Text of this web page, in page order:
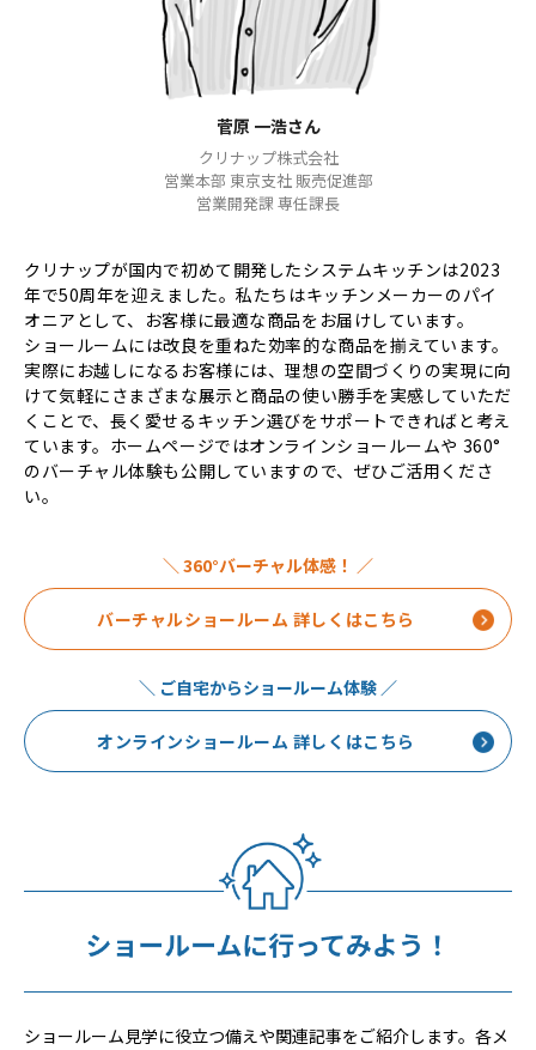
菅原 一浩さん
クリナップ株式会社
営業本部 東京支社 販売促進部
営業開発課 専任課長
クリナップが国内で初めて開発したシステムキッチンは2023
年で50周年を迎えました。私たちはキッチンメーカーのパイ
オニアとして、お客様に最適な商品をお届けしています。
ショールームには改良を重ねた効率的な商品を揃えています。
実際にお越しになるお客様には、理想の空間づくりの実現に向
けて気軽にさまざまな展示と商品の使い勝手を実感していただ
くことで、長く愛せるキッチン選びをサポートできればと考え
ています。ホームページではオンラインショールームや 360°
のバーチャル体験も公開していますので、ぜひご活用くださ
い。
＼ 360°バーチャル体感！ ／
バーチャルショールーム 詳しくはこちら
＼ ご自宅からショールーム体験 ／
オンラインショールーム 詳しくはこちら
ショールーム見学に役立つ備えや関連記事をご紹介します。各メ